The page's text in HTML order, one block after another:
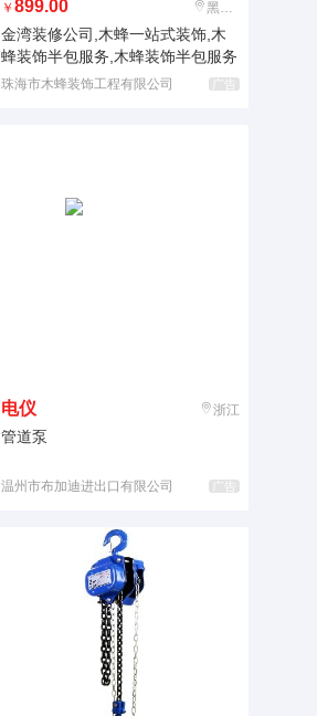
￥ 899.00 黑龙江
金湾装修公司,木蜂一站式装饰,木
蜂装饰半包服务,木蜂装饰半包服务
珠海市木蜂装饰工程有限公司 广告
电仪 浙江
管道泵
温州市布加迪进出口有限公司 广告